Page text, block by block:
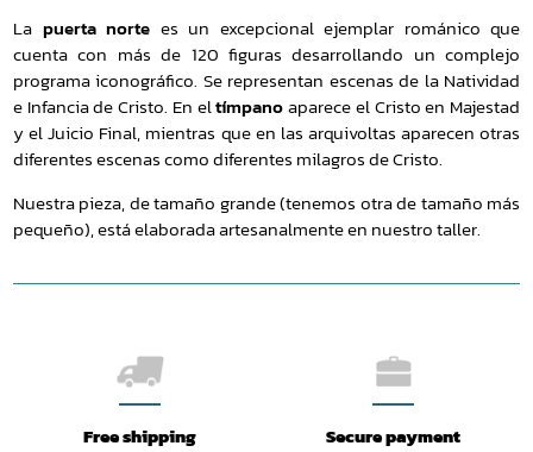
La puerta norte es un excepcional ejemplar románico que
cuenta con más de 120 figuras desarrollando un complejo
programa iconográfico. Se representan escenas de la Natividad
e Infancia de Cristo. En eltímpanoaparece el Cristo en Majestad
y el Juicio Final, mientras que en las arquivoltas aparecen otras
diferentes escenas como diferentes milagros de Cristo.
Nuestra pieza, de tamaño grande (tenemos otra de tamaño más
pequeño), está elaborada artesanalmente en nuestro taller.
Free shipping Secure payment